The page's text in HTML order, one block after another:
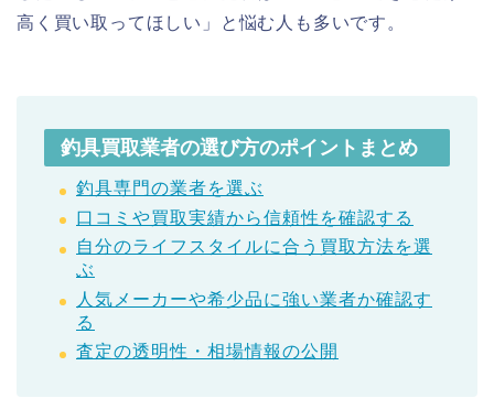
高く買い取ってほしい」と悩む人も多いです。
釣具買取業者の選び方のポイントまとめ
釣具専門の業者を選ぶ
口コミや買取実績から信頼性を確認する
自分のライフスタイルに合う買取方法を選
ぶ
人気メーカーや希少品に強い業者か確認す
る
査定の透明性・相場情報の公開